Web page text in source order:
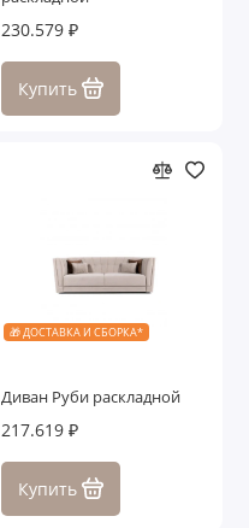
230.579 ₽
Купить
🎁 ДОСТАВКА И СБОРКА*
Диван Руби раскладной
217.619 ₽
Купить